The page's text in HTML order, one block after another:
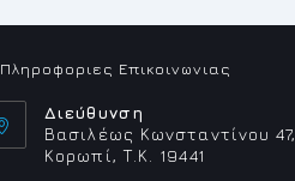
Πληροφοριες Επικοινωνιας
Διεύθυνση
Βασιλέως Κωνσταντίνου 47,
Κορωπί, Τ.Κ. 19441